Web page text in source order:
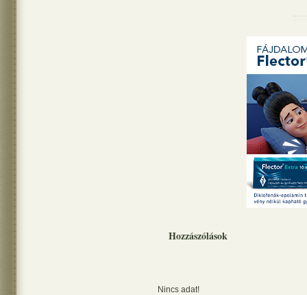
Hozzászólások
Nincs adat!